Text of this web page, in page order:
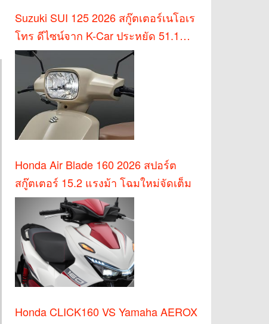
Suzuki SUI 125 2026 สกู๊ตเตอร์เนโอเร
โทร ดีไซน์จาก K-Car ประหยัด 51.1
กม./ล.
Honda Air Blade 160 2026 สปอร์ต
สกู๊ตเตอร์ 15.2 แรงม้า โฉมใหม่จัดเต็ม
Honda CLICK160 VS Yamaha AEROX